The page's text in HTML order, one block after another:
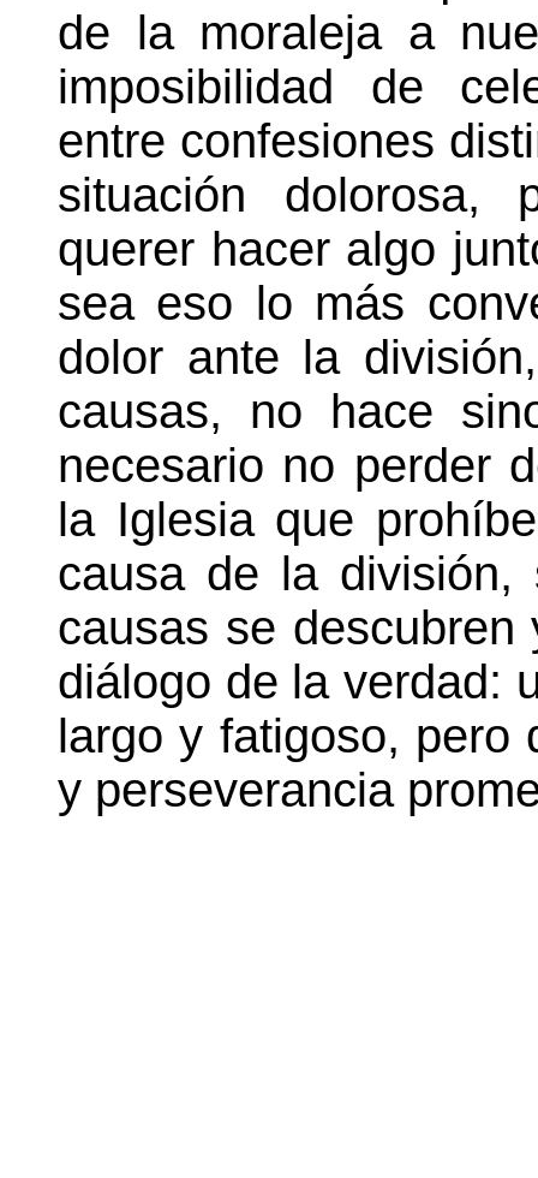
de la moraleja a
imposibilidad de
entre confesiones
situación
querer hacer algo
sea eso lo más
dolor ante la
causas, no hace
necesario no perder
la Iglesia que
causa de la división,
causas se
diálogo de la verdad:
largo y fatigoso, pero
y perseverancia